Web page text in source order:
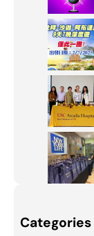
Categories